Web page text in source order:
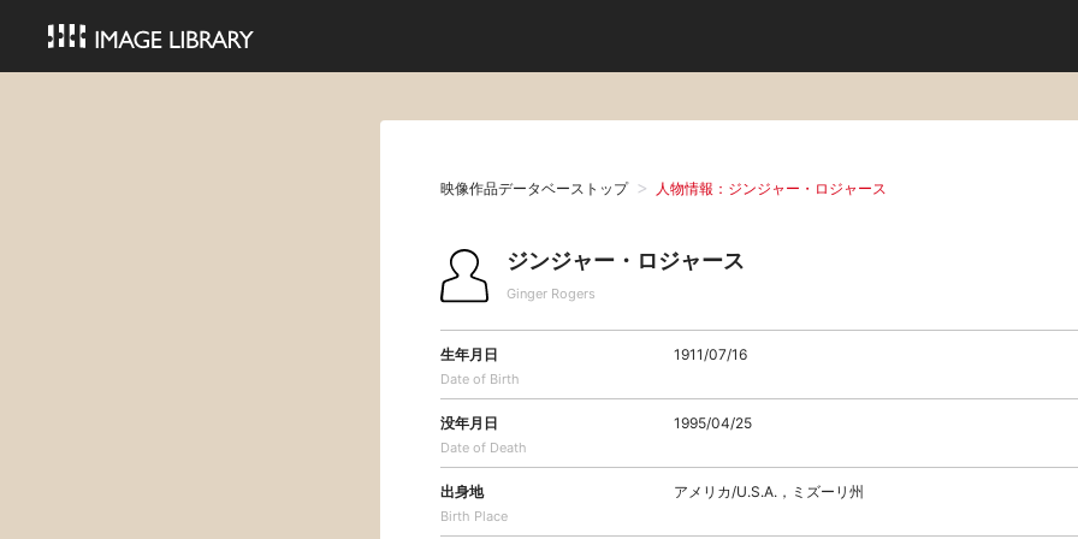
映像作品データベーストップ 人物情報：ジンジャー・ロジャース
ジンジャー・ロジャース
Ginger Rogers
生年月日
Date of Birth
1911/07/16
没年月日
Date of Death
1995/04/25
出身地
Birth Place
アメリカ/U.S.A.，ミズーリ州